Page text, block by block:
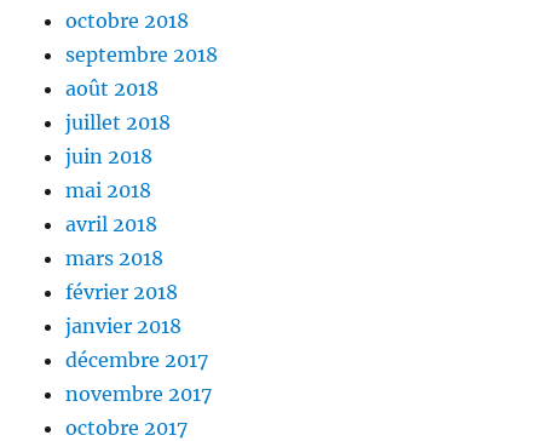
octobre 2018
septembre 2018
août 2018
juillet 2018
juin 2018
mai 2018
avril 2018
mars 2018
février 2018
janvier 2018
décembre 2017
novembre 2017
octobre 2017